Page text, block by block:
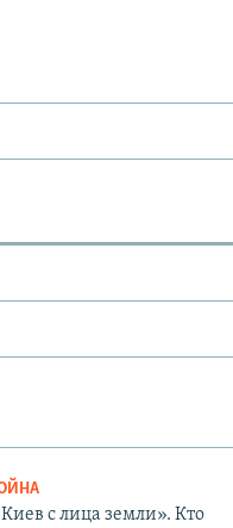
с лица земли». Кто